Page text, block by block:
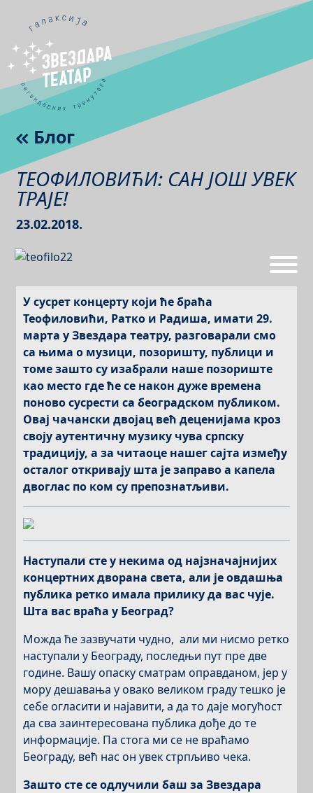
Блог
ТЕОФИЛОВИЋИ: САН ЈОШ УВЕК
ТРАЈЕ!
23.02.2018.
У сусрет концерту који ће браћа
Теофиловићи, Ратко и Радиша, имати 29.
марта у Звездара театру, разговарали смо
са њима о музици, позоришту, публици и
томе зашто су изабрали наше позориште
као место где ће се након дуже времена
поново сусрести са београдском публиком.
Овај чачански двојац већ деценијама кроз
своју аутентичну музику чува српску
традицију, а за читаоце нашег сајта између
осталог откривају шта је заправо а капела
двоглас по ком су препознатљиви.
Наступали сте у некима од најзначајнијих
концертних дворана света, али је овдашња
публика ретко имала прилику да вас чује.
Шта вас враћа у Београд?
Можда ће зазвучати чудно, али ми нисмо ретко
наступали у Београду, последњи пут пре две
године. Вашу опаску сматрам оправданом, јер у
мору дешавања у овако великом граду тешко је
себе огласити и најавити, а да то даје могућост
да сва заинтересована публика дође до те
информације. Па стога ми се не враћамо
Београду, већ нас он увек стрпљиво чека.
Зашто сте се одлучили баш за Звездара